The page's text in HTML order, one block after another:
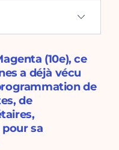
(10e), ce
a déjà vécu
de
de
sa